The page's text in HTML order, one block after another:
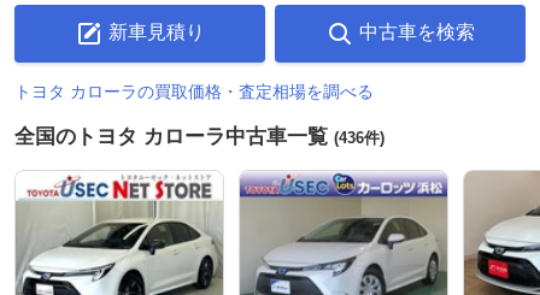
新車見積り 中古車を検索
トヨタ カローラの買取価格・査定相場を調べる
全国のトヨタ カローラ中古車一覧 (436件)